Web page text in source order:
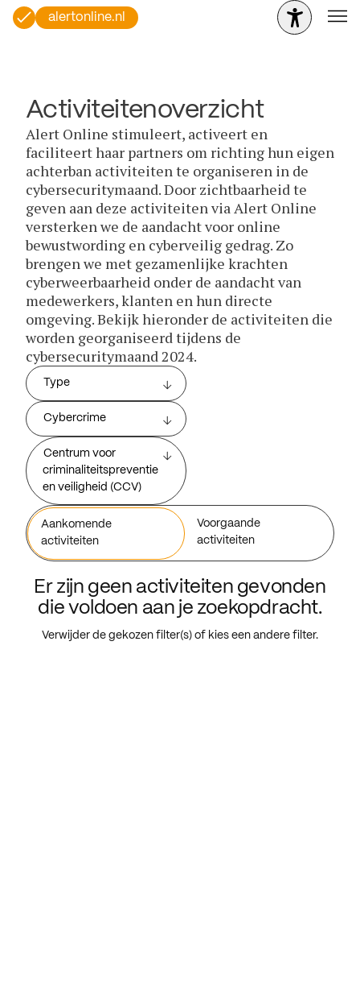
alertonline.nl
Activiteitenoverzicht
Alert Online stimuleert, activeert en
faciliteert haar partners om richting hun eigen
achterban activiteiten te organiseren in de
cybersecuritymaand. Door zichtbaarheid te
geven aan deze activiteiten via Alert Online
versterken we de aandacht voor online
bewustwording en cyberveilig gedrag. Zo
brengen we met gezamenlijke krachten
cyberweerbaarheid onder de aandacht van
medewerkers, klanten en hun directe
omgeving. Bekijk hieronder de activiteiten die
worden georganiseerd tijdens de
cybersecuritymaand 2024.
Type
Cybercrime
Centrum voor
criminaliteitspreventie
en veiligheid (CCV)
Aankomende
activiteiten
Voorgaande
activiteiten
Er zijn geen activiteiten gevonden
die voldoen aan je zoekopdracht.
Verwijder de gekozen filter(s) of kies een andere filter.